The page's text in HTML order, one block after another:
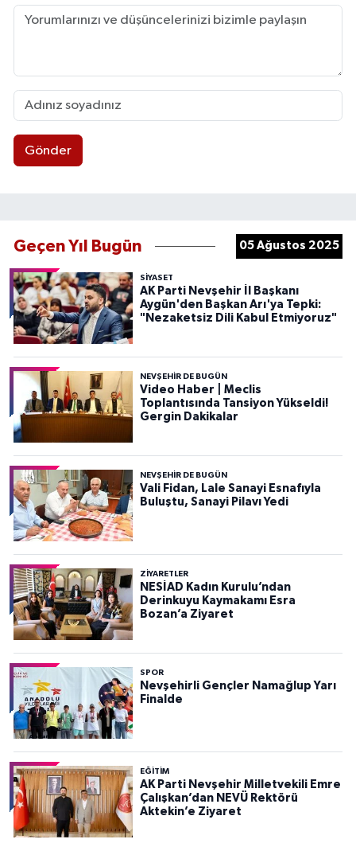
Gönder
Geçen Yıl Bugün 05 Ağustos 2025
SIYASET
AK Parti Nevşehir İl Başkanı
Aygün'den Başkan Arı'ya Tepki:
"Nezaketsiz Dili Kabul Etmiyoruz"
NEVŞEHIR DE BUGÜN
Video Haber | Meclis
Toplantısında Tansiyon Yükseldi!
Gergin Dakikalar
NEVŞEHIR DE BUGÜN
Vali Fidan, Lale Sanayi Esnafıyla
Buluştu, Sanayi Pilavı Yedi
ZIYARETLER
NESİAD Kadın Kurulu’ndan
Derinkuyu Kaymakamı Esra
Bozan’a Ziyaret
SPOR
Nevşehirli Gençler Namağlup Yarı
Finalde
EĞITIM
AK Parti Nevşehir Milletvekili Emre
Çalışkan’dan NEVÜ Rektörü
Aktekin’e Ziyaret